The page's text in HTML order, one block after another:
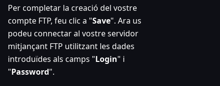
Per completar la creació del vostre
compte FTP, feu clic a "Save". Ara us
podeu connectar al vostre servidor
mitjançant FTP utilitzant les dades
introduïdes als camps "Login" i
"Password".